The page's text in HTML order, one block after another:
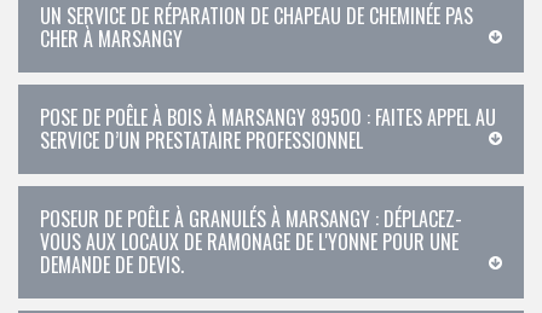
UN SERVICE DE RÉPARATION DE CHAPEAU DE CHEMINÉE PAS
CHER À MARSANGY
POSE DE POÊLE À BOIS À MARSANGY 89500 : FAITES APPEL AU
SERVICE D’UN PRESTATAIRE PROFESSIONNEL
POSEUR DE POÊLE À GRANULÉS À MARSANGY : DÉPLACEZ-
VOUS AUX LOCAUX DE RAMONAGE DE L'YONNE POUR UNE
DEMANDE DE DEVIS.